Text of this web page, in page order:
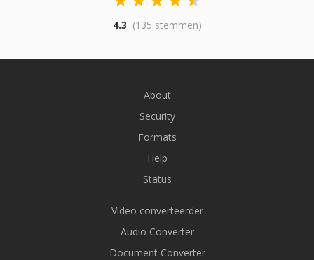
4.3 (135 stemmen)
About
Security
Formats
Help
Status
Video converteerder
Audio Converter
Document Converter